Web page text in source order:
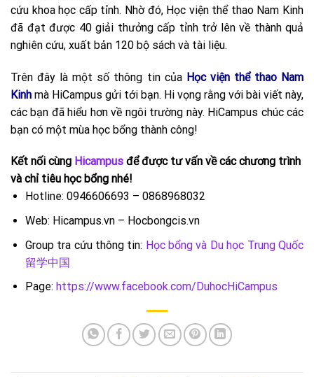
cứu khoa học cấp tỉnh. Nhờ đó, Học viện thể thao Nam Kinh
đã đạt được 40 giải thưởng cấp tỉnh trở lên về thành quả
nghiên cứu, xuất bản 120 bộ sách và tài liệu.
Trên đây là một số thông tin của Học viện thể thao Nam
Kinh mà HiCampus gửi tới bạn. Hi vọng rằng với bài viết này,
các bạn đã hiểu hơn về ngôi trường này. HiCampus chúc các
bạn có một mùa học bổng thành công!
Kết nối cùng Hicampus để được tư vấn về các chương trình
và chỉ tiêu học bổng nhé!
Hotline: 0946606693 – 0868968032
Web: Hicampus.vn – Hocbongcis.vn
Group tra cứu thông tin: Học bổng và Du học Trung Quốc
留学中国
Page: https://www.facebook.com/DuhocHiCampus